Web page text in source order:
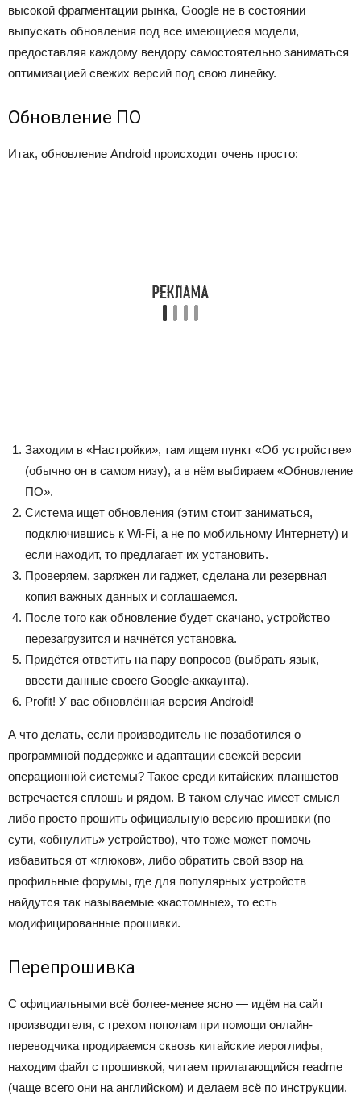
высокой фрагментации рынка, Google не в состоянии
выпускать обновления под все имеющиеся модели,
предоставляя каждому вендору самостоятельно заниматься
оптимизацией свежих версий под свою линейку.
Обновление ПО
Итак, обновление Android происходит очень просто:
Заходим в «Настройки», там ищем пункт «Об устройстве»
(обычно он в самом низу), а в нём выбираем «Обновление
ПО».
Система ищет обновления (этим стоит заниматься,
подключившись к Wi-Fi, а не по мобильному Интернету) и
если находит, то предлагает их установить.
Проверяем, заряжен ли гаджет, сделана ли резервная
копия важных данных и соглашаемся.
После того как обновление будет скачано, устройство
перезагрузится и начнётся установка.
Придётся ответить на пару вопросов (выбрать язык,
ввести данные своего Google-аккаунта).
Profit! У вас обновлённая версия Android!
А что делать, если производитель не позаботился о
программной поддержке и адаптации свежей версии
операционной системы? Такое среди китайских планшетов
встречается сплошь и рядом. В таком случае имеет смысл
либо просто прошить официальную версию прошивки (по
сути, «обнулить» устройство), что тоже может помочь
избавиться от «глюков», либо обратить свой взор на
профильные форумы, где для популярных устройств
найдутся так называемые «кастомные», то есть
модифицированные прошивки.
Перепрошивка
С официальными всё более-менее ясно — идём на сайт
производителя, с грехом пополам при помощи онлайн-
переводчика продираемся сквозь китайские иероглифы,
находим файл с прошивкой, читаем прилагающийся readme
(чаще всего они на английском) и делаем всё по инструкции.